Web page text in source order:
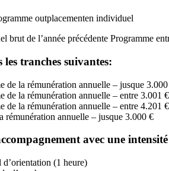
outplacementen individuel
brut de l’année précédente Programme
tranches suivantes:
de la rémunération annuelle – jusque
de la rémunération annuelle – entre 3.001
de la rémunération annuelle – entre 4.201
rémunération annuelle – jusque 3.000 €
avec une
(1 heure)